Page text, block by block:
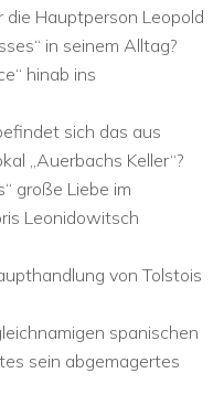
Hauptperson Leopold
in seinem Alltag?
hinab ins
sich das aus
„Auerbachs Keller“?
große Liebe im
Leonidowitsch
von Tolstois
spanischen
sein abgemagertes